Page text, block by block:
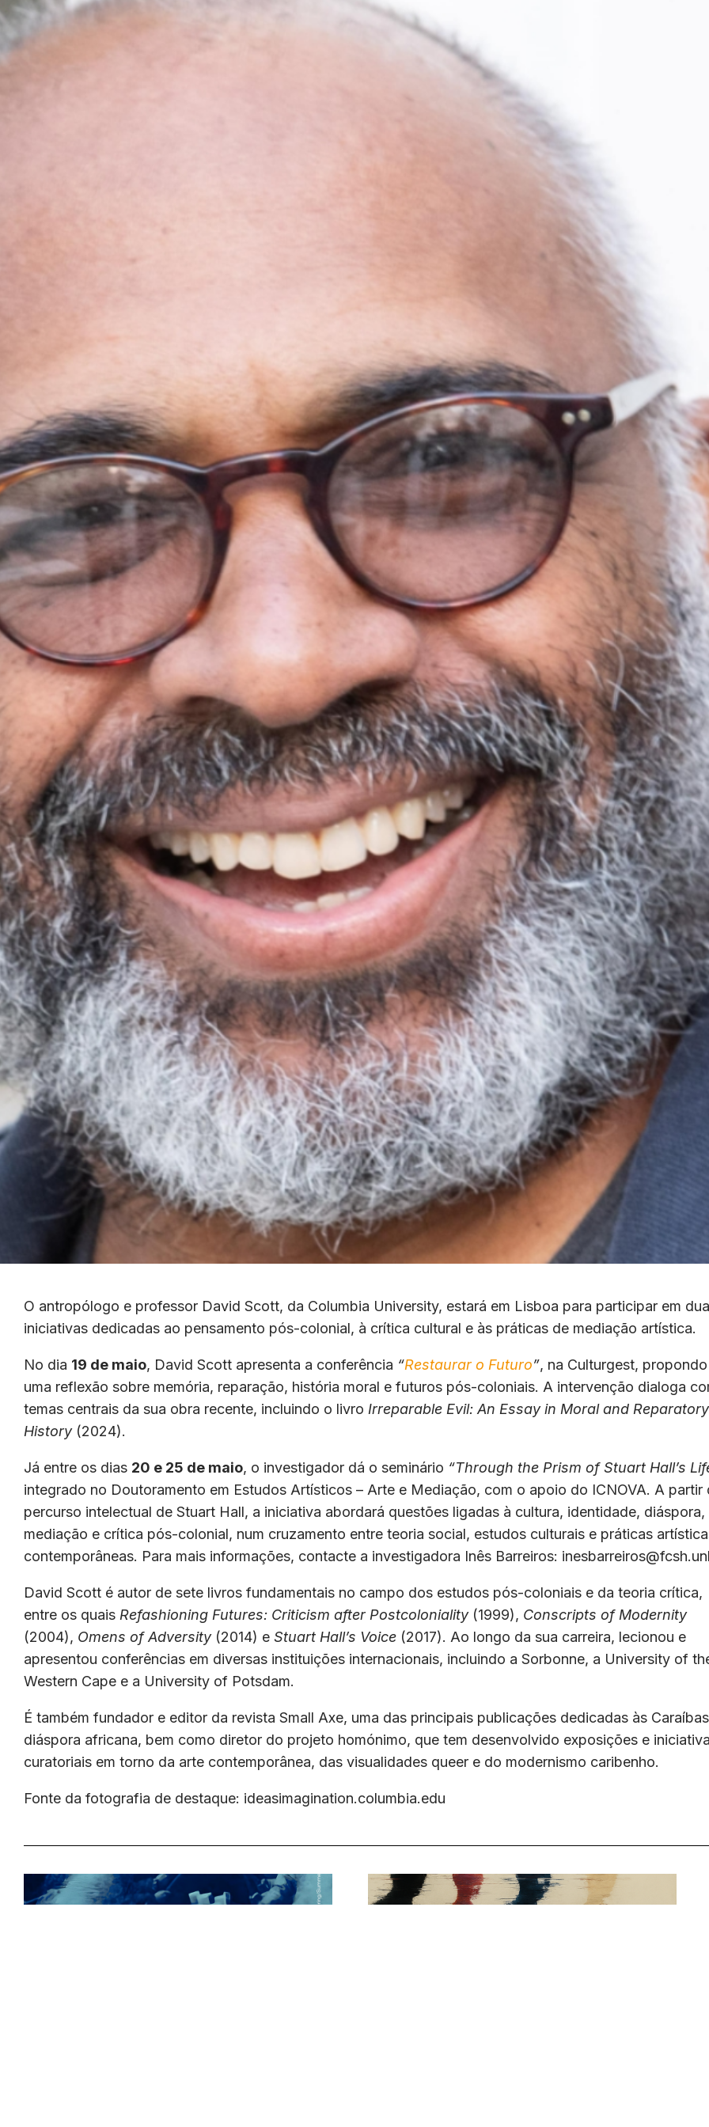
O antropólogo e professor David Scott, da Columbia University, estará em Lisboa para participar em
iniciativas dedicadas ao pensamento pós-colonial, à crítica cultural e às práticas de mediação artística.
No dia 19 de maio, David Scott apresenta a conferência “Restaurar o Futuro”, na Culturgest, propondo
uma reflexão sobre memória, reparação, história moral e futuros pós-coloniais. A intervenção dialoga
temas centrais da sua obra recente, incluindo o livro Irreparable Evil: An Essay in Moral and Reparatory
History(2024).
Já entre os dias 20 e 25 de maio, o investigador dá o seminário “Through the Prism of Stuart Hall’s
integrado no Doutoramento em Estudos Artísticos – Arte e Mediação, com o apoio do ICNOVA. A partir
percurso intelectual de Stuart Hall, a iniciativa abordará questões ligadas à cultura, identidade, diáspora,
mediação e crítica pós-colonial, num cruzamento entre teoria social, estudos culturais e práticas
contemporâneas. Para mais informações, contacte a investigadora Inês Barreiros:
David Scott é autor de sete livros fundamentais no campo dos estudos pós-coloniais e da teoria crítica,
entre os quais Refashioning Futures: Criticism after Postcoloniality(1999), Conscripts of Modernity
(2004), Omens of Adversity(2014) e Stuart Hall’s Voice (2017). Ao longo da sua carreira, lecionou e
apresentou conferências em diversas instituições internacionais, incluindo a Sorbonne, a University of
Western Cape e a University of Potsdam.
É também fundador e editor da revista Small Axe, uma das principais publicações dedicadas às
diáspora africana, bem como diretor do projeto homónimo, que tem desenvolvido exposições e
curatoriais em torno da arte contemporânea, das visualidades queer e do modernismo caribenho.
Fonte da fotografia de destaque: ideasimagination.columbia.edu